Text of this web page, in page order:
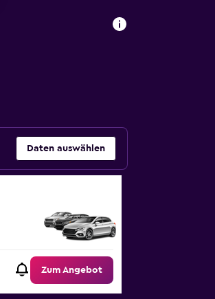
Daten auswählen
Zum Angebot